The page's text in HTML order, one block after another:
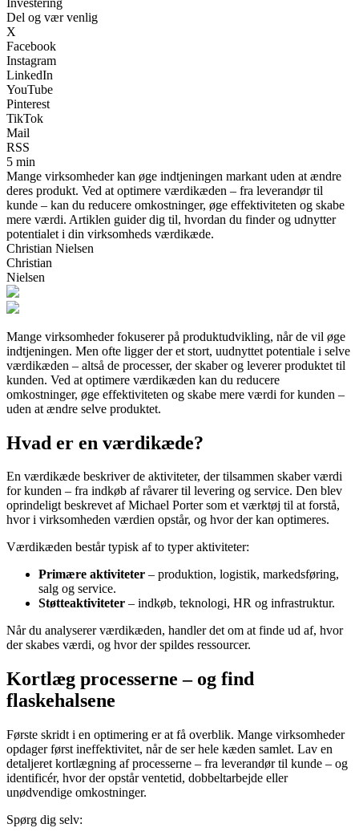
Del og vær venlig
X
Facebook
Instagram
LinkedIn
YouTube
Pinterest
TikTok
Mail
RSS
5 min
Mange virksomheder kan øge indtjeningen markant uden at ændre
deres produkt. Ved at optimere værdikæden – fra leverandør til
kunde – kan du reducere omkostninger, øge effektiviteten og skabe
mere værdi. Artiklen guider dig til, hvordan du finder og udnytter
potentialet i din virksomheds værdikæde.
Christian Nielsen
Christian
Nielsen
Mange virksomheder fokuserer på produktudvikling, når de vil øge
indtjeningen. Men ofte ligger der et stort, uudnyttet potentiale i selve
værdikæden – altså de processer, der skaber og leverer produktet til
kunden. Ved at optimere værdikæden kan du reducere
omkostninger, øge effektiviteten og skabe mere værdi for kunden –
uden at ændre selve produktet.
Hvad er en værdikæde?
En værdikæde beskriver de aktiviteter, der tilsammen skaber værdi
for kunden – fra indkøb af råvarer til levering og service. Den blev
oprindeligt beskrevet af Michael Porter som et værktøj til at forstå,
hvor i virksomheden værdien opstår, og hvor der kan optimeres.
Værdikæden består typisk af to typer aktiviteter:
Primære aktiviteter – produktion, logistik, markedsføring,
salg og service.
Støtteaktiviteter – indkøb, teknologi, HR og infrastruktur.
Når du analyserer værdikæden, handler det om at finde ud af, hvor
der skabes værdi, og hvor der spildes ressourcer.
Kortlæg processerne – og find
flaskehalsene
Første skridt i en optimering er at få overblik. Mange virksomheder
opdager først ineffektivitet, når de ser hele kæden samlet. Lav en
detaljeret kortlægning af processerne – fra leverandør til kunde – og
identificér, hvor der opstår ventetid, dobbeltarbejde eller
unødvendige omkostninger.
Spørg dig selv: